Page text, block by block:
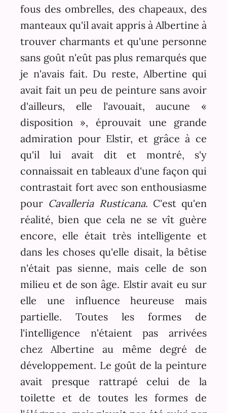
fous des ombrelles, des chapeaux, des
manteaux qu'il avait appris à Albertine à
trouver charmants et qu'une personne
sans goût n'eût pas plus remarqués que
je n'avais fait. Du reste, Albertine qui
avait fait un peu de peinture sans avoir
d'ailleurs, elle l'avouait, aucune «
disposition », éprouvait une grande
admiration pour Elstir, et grâce à ce
qu'il lui avait dit et montré, s'y
connaissait en tableaux d'une façon qui
contrastait fort avec son enthousiasme
pour Cavalleria Rusticana. C'est qu'en
réalité, bien que cela ne se vît guère
encore, elle était très intelligente et
dans les choses qu'elle disait, la bêtise
n'était pas sienne, mais celle de son
milieu et de son âge. Elstir avait eu sur
elle une influence heureuse mais
partielle. Toutes les formes de
l'intelligence n'étaient pas arrivées
chez Albertine au même degré de
développement. Le goût de la peinture
avait presque rattrapé celui de la
toilette et de toutes les formes de